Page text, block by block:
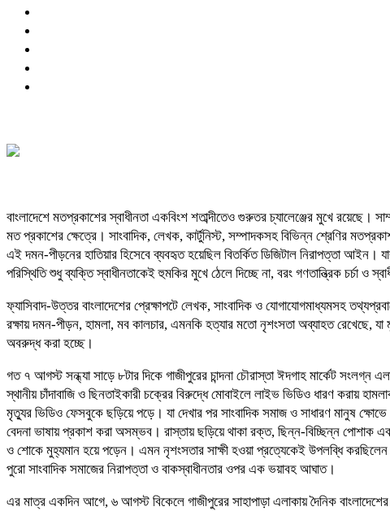
বাংলাদেশে মতপ্রকাশের স্বাধীনতা একবিংশ শতাব্দীতেও গুরুতর চ্যালেঞ্জের মুখে রয়েছে।
মত প্রকাশের ক্ষেত্রে। সাংবাদিক, লেখক, কার্টুনিস্ট, সম্পাদকসহ বিভিন্ন শ্রেণির
এই দমন-পীড়নের হাতিয়ার হিসেবে ব্যবহৃত হয়েছিল বিতর্কিত ডিজিটাল নিরাপত্তা
পরিস্থিতি শুধু ব্যক্তি স্বাধীনতাকেই হুমকির মুখে ঠেলে দিচ্ছে না, বরং গণতান্ত্রিক চর্চা ও
ফ্যাসিবাদ-উত্তর বাংলাদেশের প্রেক্ষাপটে লেখক, সাংবাদিক ও যোগাযোগমাধ্যমসহ
রক্ষায় দমন-পীড়ন, হামলা, মব কালচার, এমনকি হত্যার মতো নৃশংসতা অব্যাহত রেখেছে,
অবরুদ্ধ করা হচ্ছে।
গত ৭ আগস্ট সন্ধ্যা সাড়ে ৮টার দিকে গাজীপুরের চান্দনা চৌরাস্তা ঈদগাহ মার্কেট
স্থানীয় চাঁদাবাজি ও ছিনতাইকারী চক্রের বিরুদ্ধে মোবাইলে লাইভ ভিডিও ধারণ করায়
মৃত্যুর ভিডিও ফেসবুকে ছড়িয়ে পড়ে। যা দেখার পর সাংবাদিক সমাজ ও সাধারণ মানুষ
বেদনা ভাষায় প্রকাশ করা অসম্ভব। রাস্তায় ছড়িয়ে থাকা রক্ত, ছিন্ন-বিচ্ছিন্ন পোশাক
ও শোকে মুহ্যমান হয়ে পড়েন। এমন নৃশংসতার সাক্ষী হওয়া প্রত্যেকেই উপলব্ধি
পুরো সাংবাদিক সমাজের নিরাপত্তা ও বাকস্বাধীনতার ওপর এক ভয়াবহ আঘাত।
এর মাত্র একদিন আগে, ৬ আগস্ট বিকেলে গাজীপুরের সাহাপাড়া এলাকায় দৈনিক